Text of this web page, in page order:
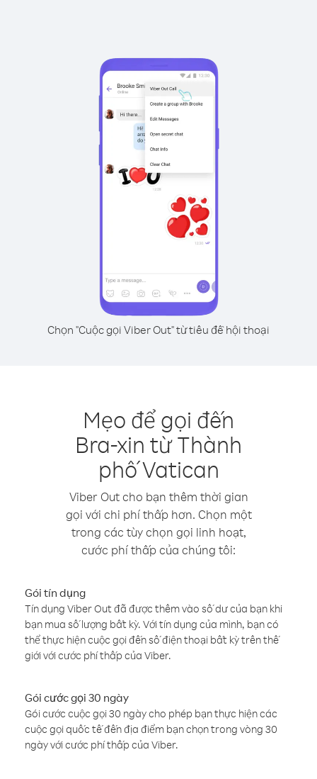
Chọn "Cuộc gọi Viber Out" từ tiêu đề hội thoại
Mẹo để gọi đến
Bra-xin từ Thành
phố Vatican
Viber Out cho bạn thêm thời gian
gọi với chi phí thấp hơn. Chọn một
trong các tùy chọn gọi linh hoạt,
cước phí thấp của chúng tôi:
Gói tín dụng
Tín dụng Viber Out đã được thêm vào số dư của bạn khi
bạn mua số lượng bất kỳ. Với tín dụng của mình, bạn có
thể thực hiện cuộc gọi đến số điện thoại bất kỳ trên thế
giới với cước phí thấp của Viber.
Gói cước gọi 30 ngày
Gói cước cuộc gọi 30 ngày cho phép bạn thực hiện các
cuộc gọi quốc tế đến địa điểm bạn chọn trong vòng 30
ngày với cước phí thấp của Viber.